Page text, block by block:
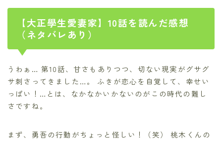
【大正學生愛妻家】10話を読んだ感想
（ネタバレあり）
うわぁ… 第10話、甘さもありつつ、切ない現実がグサグ
サ刺さってきました…。 ふきが恋心を自覚して、幸せい
っぱい！…とは、なかなかいかないのがこの時代の難し
さですね。
まず、勇吾の行動がちょっと怪しい！（笑） 桃木くんの